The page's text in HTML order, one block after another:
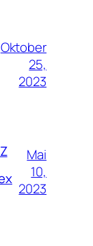
Oktober
25,
2023
Mai
10,
2023